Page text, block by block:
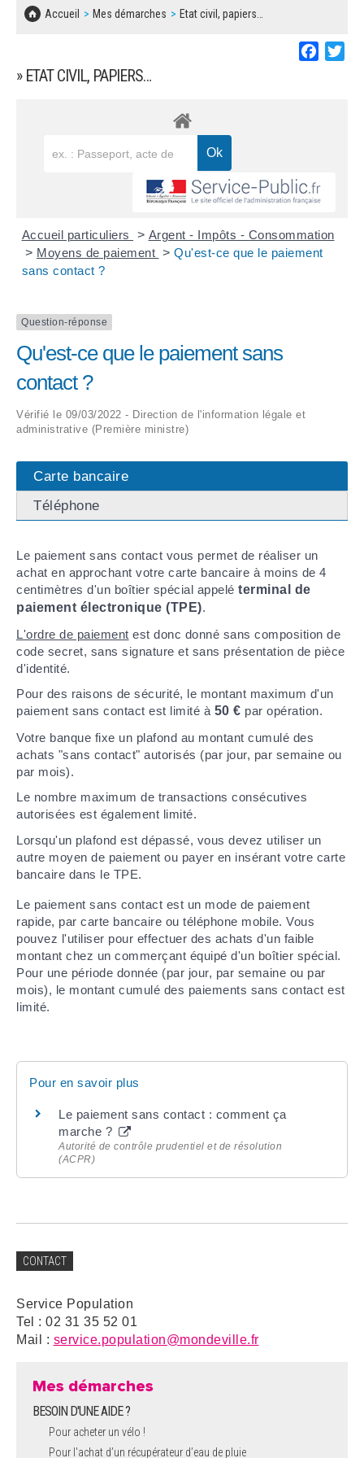
Accueil Mes démarches Etat civil, papiers…
» ETAT CIVIL, PAPIERS…
Accueil particuliers > Argent - Impôts - Consommation
> Moyens de paiement > Qu'est-ce que le paiement
sans contact ?
Question-réponse
Qu'est-ce que le paiement sans
contact ?
Vérifié le 09/03/2022 - Direction de l'information légale et
administrative (Première ministre)
Carte bancaire
Téléphone
Le paiement sans contact vous permet de réaliser un
achat en approchant votre carte bancaire à moins de 4
centimètres d'un boîtier spécial appelé terminal de
paiement électronique (TPE).
L'ordre de paiement est donc donné sans composition de
code secret, sans signature et sans présentation de pièce
d'identité.
Pour des raisons de sécurité, le montant maximum d'un
paiement sans contact est limité à 50 € par opération.
Votre banque fixe un plafond au montant cumulé des
achats "sans contact" autorisés (par jour, par semaine ou
par mois).
Le nombre maximum de transactions consécutives
autorisées est également limité.
Lorsqu'un plafond est dépassé, vous devez utiliser un
autre moyen de paiement ou payer en insérant votre carte
bancaire dans le TPE.
Le paiement sans contact est un mode de paiement
rapide, par carte bancaire ou téléphone mobile. Vous
pouvez l'utiliser pour effectuer des achats d'un faible
montant chez un commerçant équipé d'un boîtier spécial.
Pour une période donnée (par jour, par semaine ou par
mois), le montant cumulé des paiements sans contact est
limité.
Pour en savoir plus
Le paiement sans contact : comment ça
marche ?
Autorité de contrôle prudentiel et de résolution
(ACPR)
CONTACT
Service Population
Tel : 02 31 35 52 01
Mail : service.population@mondeville.fr
Mes démarches
BESOIN D'UNE AIDE ?
Pour acheter un vélo !
Pour l'achat d’un récupérateur d’eau de pluie
CONCERTATIONS PUBLIQUES
SOLIDARITÉ, LOGEMENT
DECHETS
BESOIN D'UNE AIDE ?
LES ASSOCIATIONS
MARCHÉS PUBLICS
REGLEMENT LOCAL DE PUBLICITÉ
DECLARATION DE DEMARCHAGE
DOSSIER DE DEMANDE DE SUBVENTION
DEMANDE DE PRÊT DE MATERIEL
FICHE D'ORGANISATION MANIFESTATION
PLAN D'ACTION MUNICIPAL